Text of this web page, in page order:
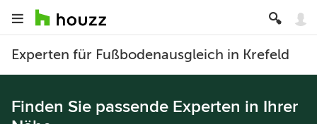
Experten für Fußbodenausgleich in Krefeld
Finden Sie passende Experten in Ihrer